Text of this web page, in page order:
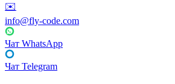
✉️
info@fly-code.com
Чат WhatsApp
Чат Telegram